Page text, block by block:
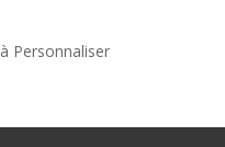
Personnaliser